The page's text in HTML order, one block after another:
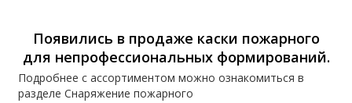
Появились в продаже каски пожарного
для непрофессиональных формирований.
Подробнее с ассортиментом можно ознакомиться в
разделе Снаряжение пожарного